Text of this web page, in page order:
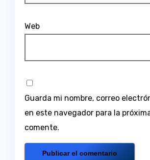
Web
Guarda mi nombre, correo
en este navegador para la
comente.